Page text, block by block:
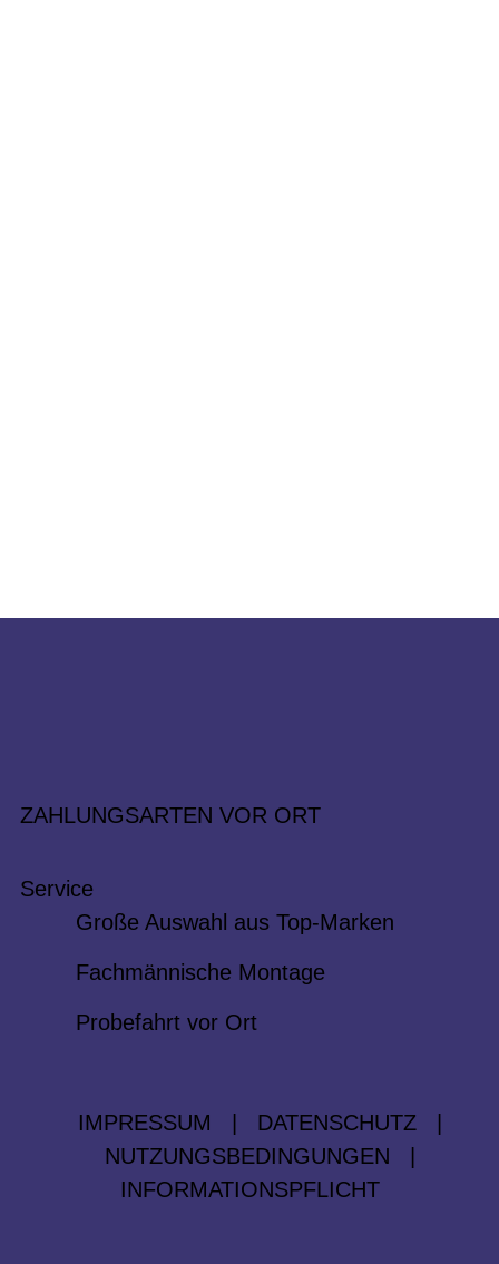
ZAHLUNGSARTEN VOR ORT
Service
Große Auswahl aus Top-Marken
Fachmännische Montage
Probefahrt vor Ort
IMPRESSUM DATENSCHUTZ
NUTZUNGSBEDINGUNGEN
INFORMATIONSPFLICHT